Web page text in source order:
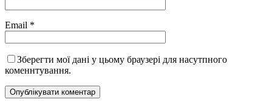
Email *
Зберегти мої дані у цьому браузері для насутпного
коменнтування.